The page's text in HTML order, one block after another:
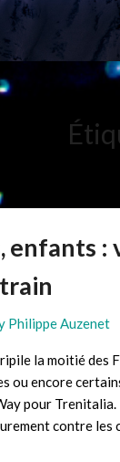
enfants :
Philippe Auzenet
la moitié des
ou encore
pour
contre les